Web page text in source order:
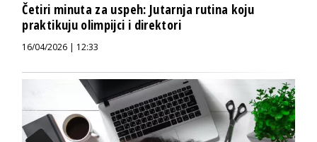
Četiri minuta za uspeh: Jutarnja rutina koju
praktikuju olimpijci i direktori
16/04/2026 | 12:33